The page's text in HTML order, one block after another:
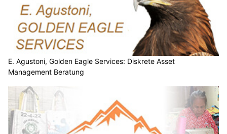
E. Agustoni, Golden Eagle Services: Diskrete Asset
Management Beratung